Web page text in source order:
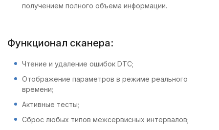
получением полного объема информации.
Функционал сканера:
Чтение и удаление ошибок DTC;
Отображение параметров в режиме реального
времени;
Активные тесты;
Сброс любых типов межсервисных интервалов;